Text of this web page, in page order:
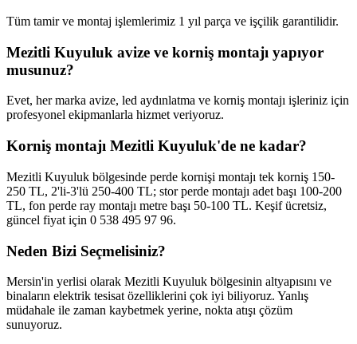
Tüm tamir ve montaj işlemlerimiz 1 yıl parça ve işçilik garantilidir.
Mezitli Kuyuluk avize ve korniş montajı yapıyor
musunuz?
Evet, her marka avize, led aydınlatma ve korniş montajı işleriniz için
profesyonel ekipmanlarla hizmet veriyoruz.
Korniş montajı Mezitli Kuyuluk'de ne kadar?
Mezitli Kuyuluk bölgesinde perde kornişi montajı tek korniş 150-
250 TL, 2'li-3'lü 250-400 TL; stor perde montajı adet başı 100-200
TL, fon perde ray montajı metre başı 50-100 TL. Keşif ücretsiz,
güncel fiyat için 0 538 495 97 96.
Neden Bizi Seçmelisiniz?
Mersin'in yerlisi olarak Mezitli Kuyuluk bölgesinin altyapısını ve
binaların elektrik tesisat özelliklerini çok iyi biliyoruz. Yanlış
müdahale ile zaman kaybetmek yerine, nokta atışı çözüm
sunuyoruz.